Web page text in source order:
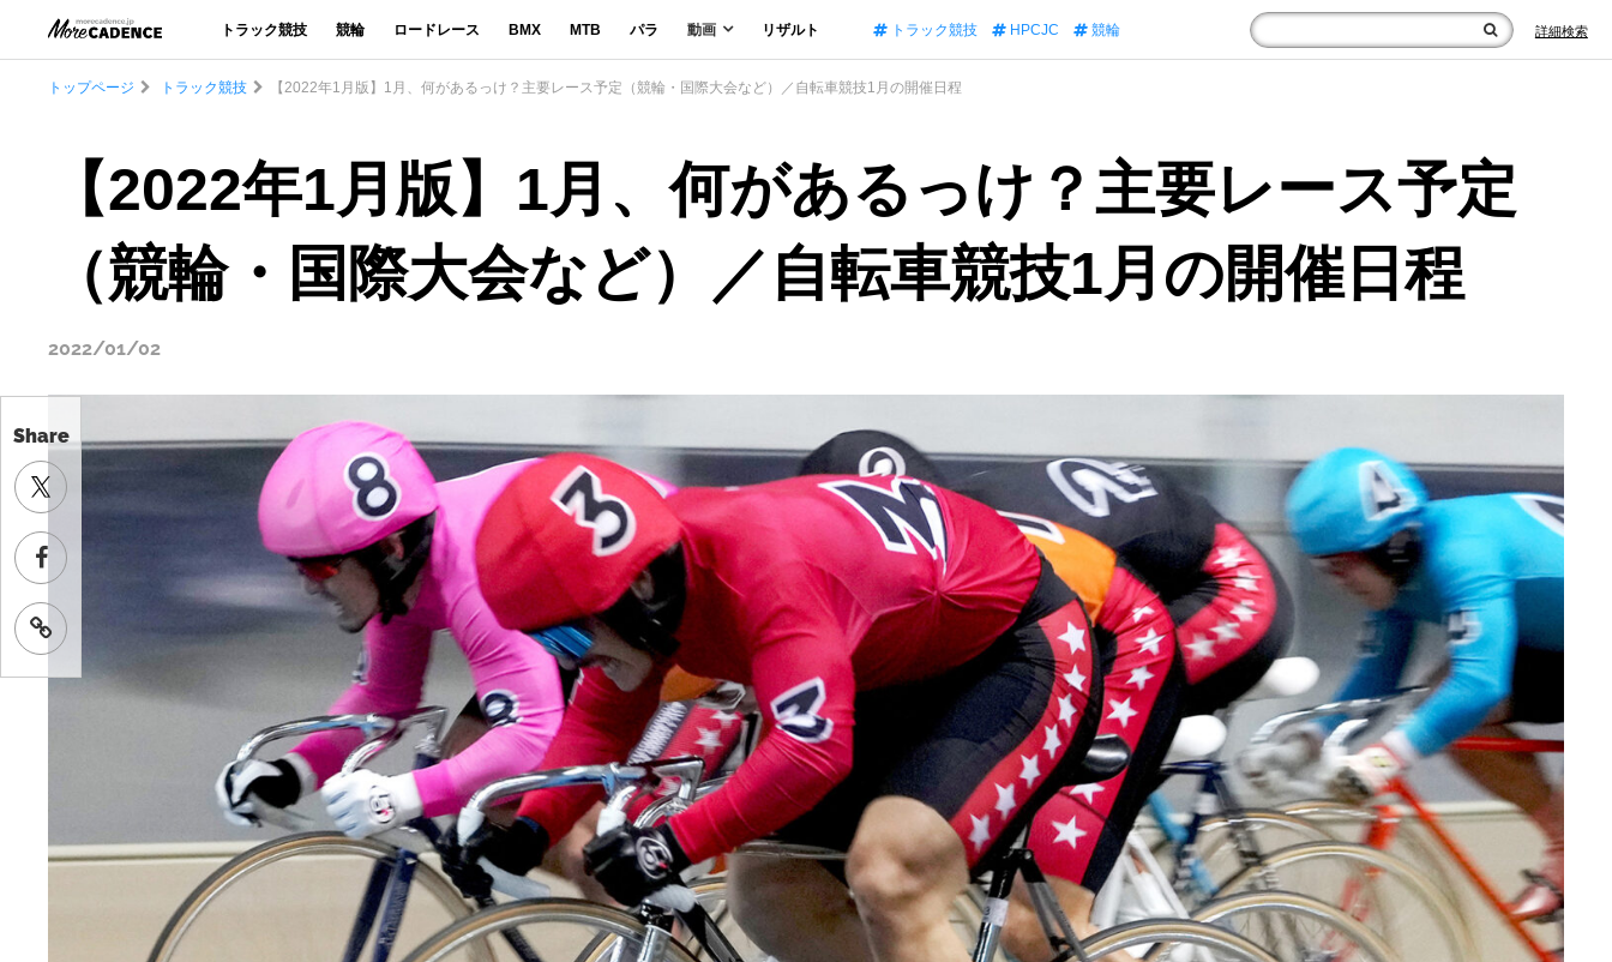
トラック競技 競輪 ロードレース BMX MTB パラ 動画 リザルト トラック競技 HPCJC 競輪 詳細検索
Share
トップページ トラック競技 【2022年1月版】1月、何があるっけ？主要レース予定（競輪・国際大会など）／自転車競技1月の開催日程
【2022年1月版】1月、何があるっけ？主要レース予定
（競輪・国際大会など）／自転車競技1月の開催日程
2022/01/02